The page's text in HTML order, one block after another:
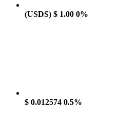
(USDS) $ 1.00 0%
$ 0.012574 0.5%